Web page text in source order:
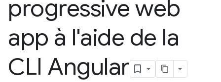
progressive web
app à l'aide de la
CLI Angular